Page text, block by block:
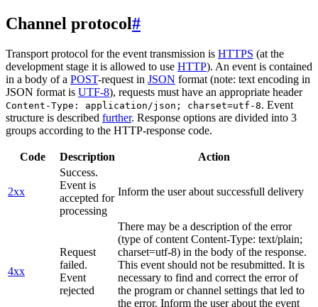
Channel protocol#
Transport protocol for the event transmission is HTTPS (at the
development stage it is allowed to use HTTP). An event is contained
in a body of a POST-request in JSON format (note: text encoding in
JSON format is UTF-8), requests must have an appropriate header
Content-Type: application/json; charset=utf-8. Event
structure is described further. Response options are divided into 3
groups according to the HTTP-response code.
Code Description Action
2xx
Success.
Event is
accepted for
processing
Inform the user about successfull delivery
4xx
Request
failed.
Event
rejected
There may be a description of the error
(type of content Content-Type: text/plain;
charset=utf-8) in the body of the response.
This event should not be resubmitted. It is
necessary to find and correct the error of
the program or channel settings that led to
the error. Inform the user about the event